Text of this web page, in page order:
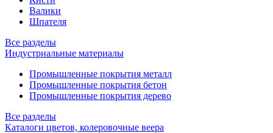
Валики
Шпателя
Все разделы
Индустриальные материалы
Промышленные покрытия металл
Промышленные покрытия бетон
Промышленные покрытия дерево
Все разделы
Каталоги цветов, колеровочные веера